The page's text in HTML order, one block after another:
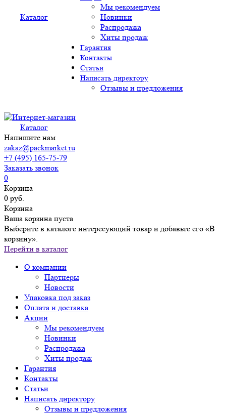
Каталог
Мы рекомендуем
Новинки
Распродажа
Хиты продаж
Гарантия
Контакты
Статьи
Написать директору
Отзывы и предложения
Каталог
Напишите нам
zakaz@packmarket.ru
+7 (495) 165-75-79
Заказать звонок
0
Корзина
0 руб.
Корзина
Ваша корзина пуста
Выберите в каталоге интересующий товар и добавьте его «В
корзину».
Перейти в каталог
О компании
Партнеры
Новости
Упаковка под заказ
Оплата и доставка
Акции
Мы рекомендуем
Новинки
Распродажа
Хиты продаж
Гарантия
Контакты
Статьи
Написать директору
Отзывы и предложения